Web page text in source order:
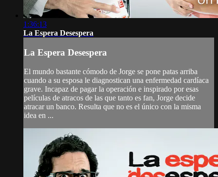
1:36:13
La Espera Desespera
La Espera Desespera
El mundo bastante cómodo de Jorge se pone patas arriba
cuando a su esposa le diagnostican una enfermedad cardíaca
grave. Incapaz de pagar la operación e inspirado por esas
películas de atracos de las que tanto es fan, Jorge decide
atracar un banco. Resulta que no es el único con la misma
idea en ...